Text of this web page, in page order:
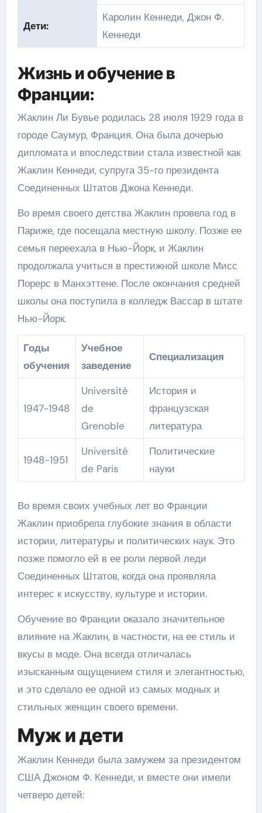
Дети:
Каролин Кеннеди, Джон Ф.
Кеннеди
Жизнь и обучение в
Франции:
Жаклин Ли Бувье родилась 28 июля 1929 года в
городе Саумур, Франция. Она была дочерью
дипломата и впоследствии стала известной как
Жаклин Кеннеди, супруга 35-го президента
Соединенных Штатов Джона Кеннеди.
Во время своего детства Жаклин провела год в
Париже, где посещала местную школу. Позже ее
семья переехала в Нью-Йорк, и Жаклин
продолжала учиться в престижной школе Мисс
Порерс в Манхэттене. После окончания средней
школы она поступила в колледж Вассар в штате
Нью-Йорк.
Годы
обучения
Учебное
заведение
Специализация
1947-1948
Université
de
Grenoble
История и
французская
литература
1948-1951
Université
de Paris
Политические
науки
Во время своих учебных лет во Франции
Жаклин приобрела глубокие знания в области
истории, литературы и политических наук. Это
позже помогло ей в ее роли первой леди
Соединенных Штатов, когда она проявляла
интерес к искусству, культуре и истории.
Обучение во Франции оказало значительное
влияние на Жаклин, в частности, на ее стиль и
вкусы в моде. Она всегда отличалась
изысканным ощущением стиля и элегантностью,
и это сделало ее одной из самых модных и
стильных женщин своего времени.
Муж и дети
Жаклин Кеннеди была замужем за президентом
США Джоном Ф. Кеннеди, и вместе они имели
четверо детей: